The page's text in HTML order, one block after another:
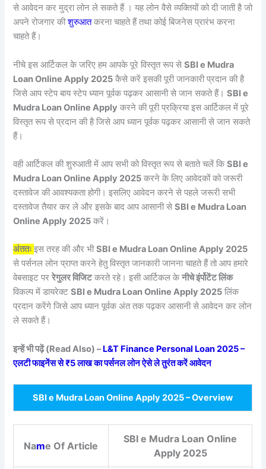
से आवेदन कर मुद्रा लोन ले सकते हैं । यह लोन वैसे व्यक्तियों को दी जाती है जो
अपने रोजगार कीशुरुआतकरना चाहते हैं तथा कोई बिजनेस प्रारंभ करना
चाहते हैं।
नीचे इस आर्टिकल के जरिए हम आपके पूरे विस्तृत रूप सेSBI e Mudra
Loan Online Apply 2025 कैसे करें इसकी पूरी जानकारी प्रदान की है
जिसे आप स्टेप बाय स्टेप ध्यान पूर्वक पढ़कर आसानी से जान सकते हैं।SBI e
Mudra Loan Online Apply करने की पूरी प्रक्रिया इस आर्टिकल में पूरे
विस्तृत रूप से प्रदान की है जिसे आप ध्यान पूर्वक पढ़कर आसानी से जान सकते
हैं।
वही आर्टिकल की शुरुआती में आप सभी को विस्तृत रूप से बताते चलें किSBI e
Mudra Loan Online Apply 2025 करने के लिए आवेदकों को जरूरी
दस्तावेज की आवश्यकता होगी। इसलिए आवेदन करने से पहले जरूरी सभी
दस्तावेज तैयार कर ले और इसके बाद आप आसानी सेSBI e Mudra Loan
Online Apply 2025 करें।
अंततःइस तरह की और भीSBI e Mudra Loan Online Apply 2025
से पर्सनल लोन प्राप्त करने हेतु विस्तृत जानकारी जानना चाहते हैं तो आप हमारे
वेबसाइट पररेगुलर विजिटकरते रहे। इसी आर्टिकल केनीचे इंर्पोटेंट लिंक
विकल्प में डायरेक्टSBI e Mudra Loan Online Apply 2025 लिंक
प्रदान करेंगे जिसे आप ध्यान पूर्वक अंत तक पढ़कर आसानी से आवेदन कर लोन
ले सकते हैं।
इन्हें भी पढ़ें (Read Also) –L&T Finance Personal Loan 2025 –
एलटी फाइनेंस से ₹5 लाख का पर्सनल लोन ऐसे ले तुरंत करें आवेदन
SBI e Mudra Loan Online Apply 2025 – Overview
Name Of Article
SBI e Mudra Loan Online
Apply 2025